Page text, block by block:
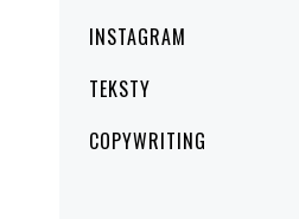
INSTAGRAM
TEKSTY
COPYWRITING